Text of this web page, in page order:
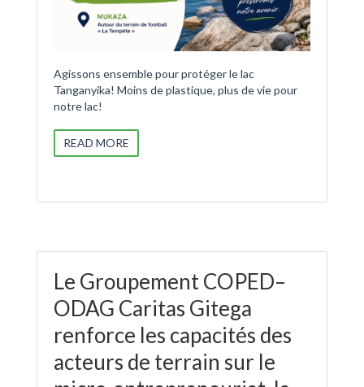
Agissons ensemble pour protéger le lac
Tanganyika! Moins de plastique, plus de vie pour
notre lac!
READ MORE
Le Groupement COPED–
ODAG Caritas Gitega
renforce les capacités des
acteurs de terrain sur le